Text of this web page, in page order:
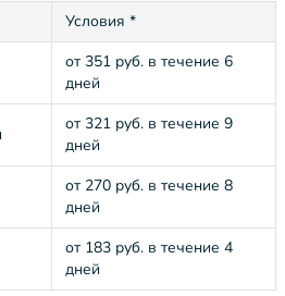
Условия *
от 351 руб. в течение 6
дней
от 321 руб. в течение 9
дней
от 270 руб. в течение 8
дней
от 183 руб. в течение 4
дней